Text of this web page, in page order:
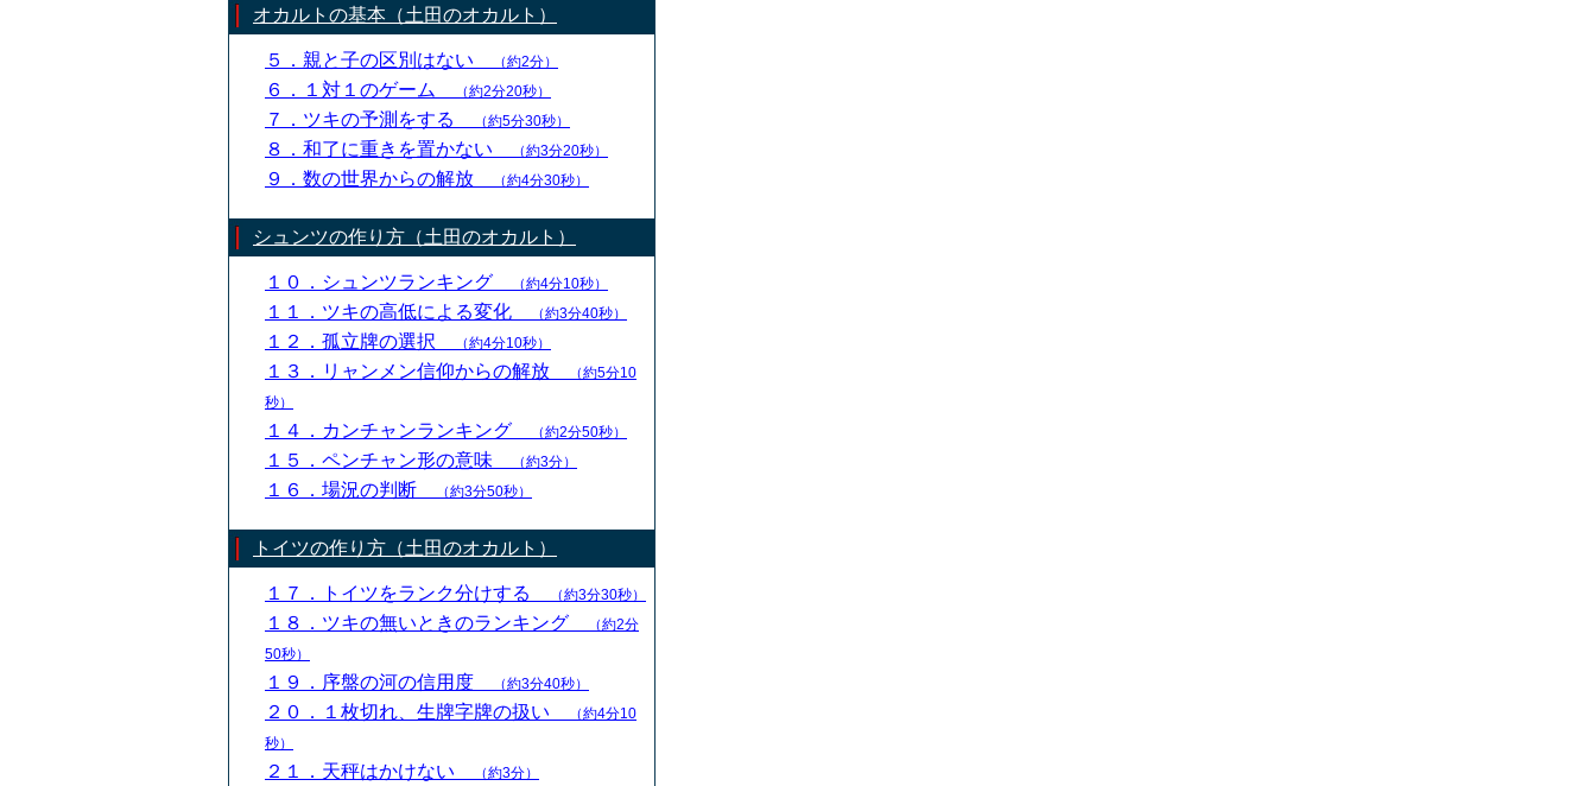
オカルトの基本（土田のオカルト）
５．親と子の区別はない （約2分）
６．１対１のゲーム （約2分20秒）
７．ツキの予測をする （約5分30秒）
８．和了に重きを置かない （約3分20秒）
９．数の世界からの解放 （約4分30秒）
シュンツの作り方（土田のオカルト）
１０．シュンツランキング （約4分10秒）
１１．ツキの高低による変化 （約3分40秒）
１２．孤立牌の選択 （約4分10秒）
１３．リャンメン信仰からの解放
（約5分10
秒）
１４．カンチャンランキング （約2分50秒）
１５．ペンチャン形の意味 （約3分）
１６．場況の判断 （約3分50秒）
トイツの作り方（土田のオカルト）
１７．トイツをランク分けする （約3分30秒）
１８．ツキの無いときのランキング
（約2分
50秒）
１９．序盤の河の信用度 （約3分40秒）
２０．１枚切れ、生牌字牌の扱い
（約4分10
秒）
２１．天秤はかけない （約3分）